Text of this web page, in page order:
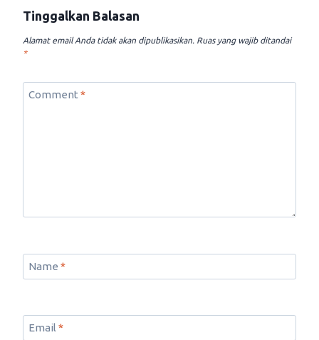
Tinggalkan Balasan
Alamat email Anda tidak akan dipublikasikan. Ruas yang wajib ditandai
*
Comment *
Name *
Email *